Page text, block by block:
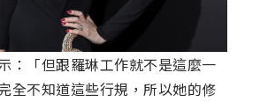
「但跟羅琳工作就不是這麼一
全不知道這些行規，所以她的修